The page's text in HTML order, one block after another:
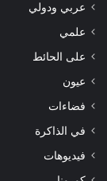
عربي ودولي
علمي
على الحائط
عيون
فضاءات
في الذاكرة
فيديوهات